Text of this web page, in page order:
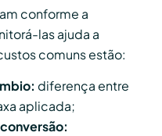
conforme a
las ajuda a
comuns estão:
diferença entre
aplicada;